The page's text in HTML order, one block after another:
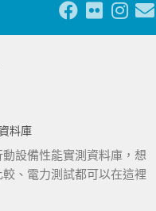
料庫
動設備性能實測資料庫，想
、電力測試都可以在這裡